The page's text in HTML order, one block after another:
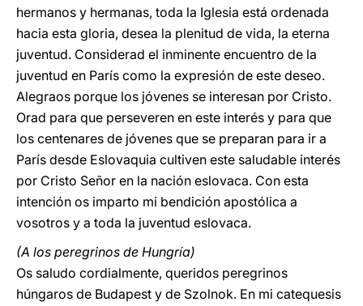
hermanos y hermanas, toda la Iglesia está ordenada
hacia esta gloria, desea la plenitud de vida, la eterna
juventud. Considerad el inminente encuentro de la
juventud en París como la expresión de este deseo.
Alegraos porque los jóvenes se interesan por Cristo.
Orad para que perseveren en este interés y para que
los centenares de jóvenes que se preparan para ir a
París desde Eslovaquia cultiven este saludable interés
por Cristo Señor en la nación eslovaca. Con esta
intención os imparto mi bendición apostólica a
vosotros y a toda la juventud eslovaca.
(A los peregrinos de Hungría)
Os saludo cordialmente, queridos peregrinos
húngaros de Budapest y de Szolnok. En mi catequesis